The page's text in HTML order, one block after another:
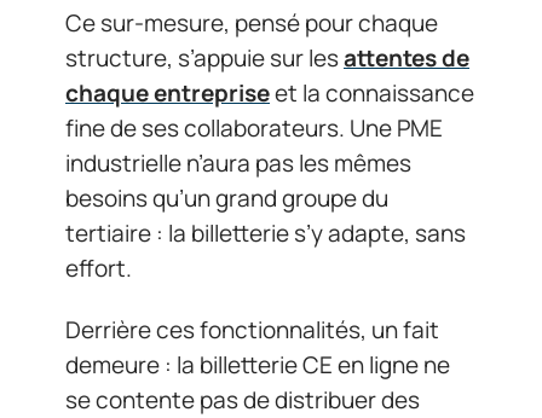
Ce sur-mesure, pensé pour chaque
structure, s’appuie sur lesattentes de
chaque entrepriseet la connaissance
fine de ses collaborateurs. Une PME
industrielle n’aura pas les mêmes
besoins qu’un grand groupe du
tertiaire : la billetterie s’y adapte, sans
effort.
Derrière ces fonctionnalités, un fait
demeure : la billetterie CE en ligne ne
se contente pas de distribuer des